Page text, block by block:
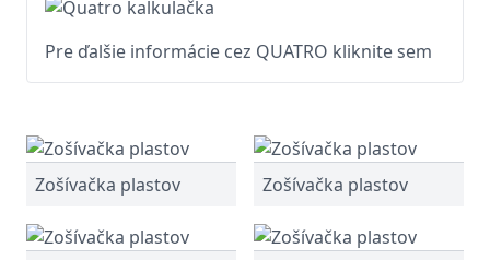
Pre ďalšie informácie cez QUATRO kliknite sem
Zošívačka plastov Zošívačka plastov